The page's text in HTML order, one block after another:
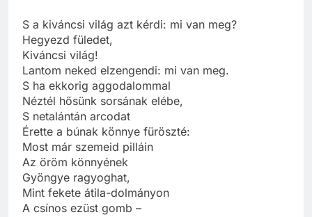
S a kiváncsi világ azt kérdi: mi van meg?
Hegyezd füledet,
Kiváncsi világ!
Lantom neked elzengendi: mi van meg.
S ha ekkorig aggodalommal
Néztél hősünk sorsának elébe,
S netalántán arcodat
Érette a búnak könnye füröszté:
Most már szemeid pilláin
Az öröm könnyének
Gyöngye ragyoghat,
Mint fekete átila-dolmányon
A csínos ezüst gomb –